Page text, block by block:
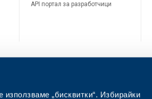
„бисквитки“. Избирайки
API портал за разработчици